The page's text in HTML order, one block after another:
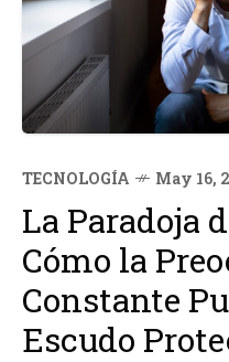
TECNOLOGÍA May 16,
La Paradoja
Cómo la
Constante
Escudo